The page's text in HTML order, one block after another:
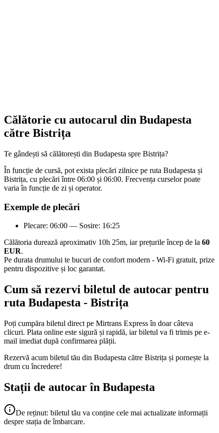
Călătorie cu autocarul din Budapesta
către Bistrița
Te gândești să călătorești din Budapesta spre Bistrița?
În funcție de cursă, pot exista plecări zilnice pe ruta Budapesta și
Bistrița, cu plecări între 06:00 și 06:00. Frecvența curselor poate
varia în funcție de zi și operator.
Exemple de plecări
Plecare: 06:00 — Sosire: 16:25
Călătoria durează aproximativ 10h 25m, iar prețurile încep de la 60
EUR.
Pe durata drumului te bucuri de confort modern - Wi-Fi gratuit, prize
pentru dispozitive și loc garantat.
Cum să rezervi biletul de autocar pentru
ruta Budapesta - Bistrița
Poți cumpăra biletul direct pe Mirtrans Express în doar câteva
clicuri. Plata online este sigură și rapidă, iar biletul va fi trimis pe e-
mail imediat după confirmarea plății.
Rezervă acum biletul tău din Budapesta către Bistrița și pornește la
drum cu încredere!
Stații de autocar în Budapesta
De reținut: biletul tău va conține cele mai actualizate informații
despre stația de îmbarcare.